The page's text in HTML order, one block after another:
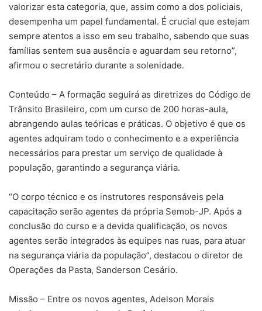
valorizar esta categoria, que, assim como a dos policiais,
desempenha um papel fundamental. É crucial que estejam
sempre atentos a isso em seu trabalho, sabendo que suas
famílias sentem sua ausência e aguardam seu retorno”,
afirmou o secretário durante a solenidade.
Conteúdo – A formação seguirá as diretrizes do Código de
Trânsito Brasileiro, com um curso de 200 horas-aula,
abrangendo aulas teóricas e práticas. O objetivo é que os
agentes adquiram todo o conhecimento e a experiência
necessários para prestar um serviço de qualidade à
população, garantindo a segurança viária.
“O corpo técnico e os instrutores responsáveis pela
capacitação serão agentes da própria Semob-JP. Após a
conclusão do curso e a devida qualificação, os novos
agentes serão integrados às equipes nas ruas, para atuar
na segurança viária da população”, destacou o diretor de
Operações da Pasta, Sanderson Cesário.
Missão – Entre os novos agentes, Adelson Morais